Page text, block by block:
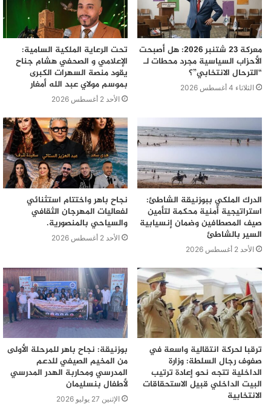
أما الجمعية العامة للأمم المتحدة فتعرفه بأنه:
“الاحترام والقبول والتقدير للتنوع الثري لثقافات عالمنا
ولأشكال التعبير وللصفات الإنسانية لدينا”.
1-مقتطف من مقال بموقع اليوم السابع
إعداد حميد فوزي
اليوم العالمي
معركة 23 شتنبر 2026: هل أصبحت
الأحزاب السياسية مجرد محطات لـ
“الترحال الانتخابي”؟
الثلاثاء 4 أغسطس 2026
تحت الرعاية الملكية السامية:
الإعلامي و الصحفي هشام جناح
يقود منصة السهرات الكبرى
بموسم مولاي عبد الله أمغار
الأحد 2 أغسطس 2026
الدرك الملكي ببوزنيقة الشاطئ:
استراتيجية أمنية محكمة لتأمين
صيف المصطافين وضمان إنسيابية
السير بالشاطئ
الأحد 2 أغسطس 2026
نجاح باهر واختتام استثنائي
لفعاليات المهرجان الثقافي
والسياحي بالمنصورية.
الأحد 2 أغسطس 2026
ترقبا لحركة انتقالية واسعة في
صفوف رجال السلطة: وزارة
الداخلية تتجه نحو إعادة ترتيب
البيت الداخلي قبيل الاستحقاقات
الانتخابية
بوزنيقة: نجاح باهر للمرحلة الأولى
من المخيم الصيفي للدعم
المدرسي ومحاربة الهدر المدرسي
لأطفال بنسليمان
الإثنين 27 يوليو 2026